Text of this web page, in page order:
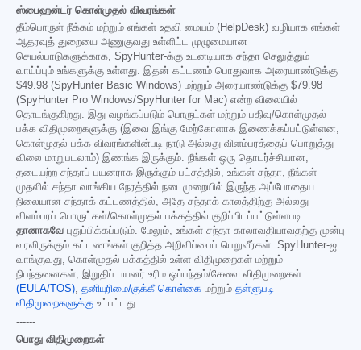
ஸ்பைஹன்டர் கொள்முதல் விவரங்கள்
தீம்பொருள் நீக்கம் மற்றும் எங்கள் உதவி மையம் (HelpDesk) வழியாக எங்கள்
ஆதரவுத் துறையை அணுகுவது உள்ளிட்ட முழுமையான
செயல்பாடுகளுக்காக, SpyHunter-க்கு உடனடியாக சந்தா செலுத்தும்
வாய்ப்பும் உங்களுக்கு உள்ளது. இதன் கட்டணம் பொதுவாக அரையாண்டுக்கு
$49.98 (SpyHunter Basic Windows) மற்றும் அரையாண்டுக்கு $79.98
(SpyHunter Pro Windows/SpyHunter for Mac) என்ற விலையில்
தொடங்குகிறது. இது வழங்கப்படும் பொருட்கள் மற்றும் பதிவு/கொள்முதல்
பக்க விதிமுறைகளுக்கு (இவை இங்கு மேற்கோளாக இணைக்கப்பட்டுள்ளன;
கொள்முதல் பக்க விவரங்களின்படி நாடு அல்லது விளம்பரத்தைப் பொறுத்து
விலை மாறுபடலாம்) இணங்க இருக்கும். நீங்கள் ஒரு தொடர்ச்சியான,
தடையற்ற சந்தாப் பயனராக இருக்கும் பட்சத்தில், உங்கள் சந்தா, நீங்கள்
முதலில் சந்தா வாங்கிய நேரத்தில் நடைமுறையில் இருந்த அப்போதைய
நிலையான சந்தாக் கட்டணத்தில், அதே சந்தாக் காலத்திற்கு அல்லது
விளம்பரப் பொருட்கள்/கொள்முதல் பக்கத்தில் குறிப்பிடப்பட்டுள்ளபடி
தானாகவே புதுப்பிக்கப்படும். மேலும், உங்கள் சந்தா காலாவதியாவதற்கு முன்பு
வரவிருக்கும் கட்டணங்கள் குறித்த அறிவிப்பைப் பெறுவீர்கள். SpyHunter-ஐ
வாங்குவது, கொள்முதல் பக்கத்தில் உள்ள விதிமுறைகள் மற்றும்
நிபந்தனைகள், இறுதிப் பயனர் உரிம ஒப்பந்தம்/சேவை விதிமுறைகள்
(EULA/TOS), தனியுரிமை/குக்கீ கொள்கை மற்றும் தள்ளுபடி
விதிமுறைகளுக்கு உட்பட்டது.
------
பொது விதிமுறைகள்